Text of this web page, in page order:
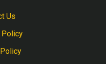
Us
Policy